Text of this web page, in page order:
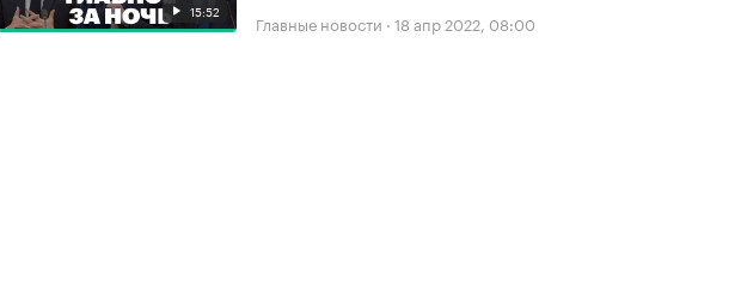
15:52 Главные новости · 18 апр 2022, 08:00